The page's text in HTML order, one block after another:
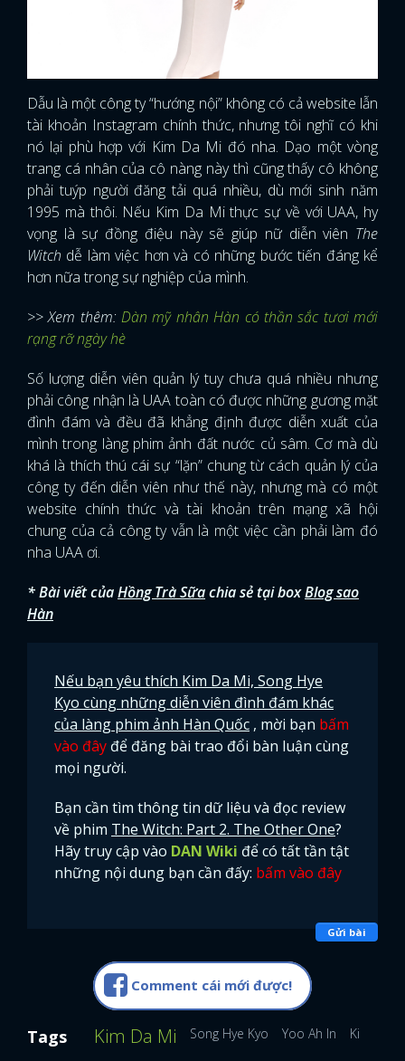
ĐĂNG NHẬP
Dẫu là một công ty “hướng nội” không có cả website lẫn
tài khoản Instagram chính thức, nhưng tôi nghĩ có khi
nó lại phù hợp với Kim Da Mi đó nha. Dạo một vòng
trang cá nhân của cô nàng này thì cũng thấy cô không
phải tuýp người đăng tải quá nhiều, dù mới sinh năm
1995 mà thôi. Nếu Kim Da Mi thực sự về với UAA, hy
vọng là sự đồng điệu này sẽ giúp nữ diễn viên The
Witch dễ làm việc hơn và có những bước tiến đáng kể
hơn nữa trong sự nghiệp của mình.
>> Xem thêm:Dàn mỹ nhân Hàn có thần sắc tươi mới
rạng rỡ ngày hè
Số lượng diễn viên quản lý tuy chưa quá nhiều nhưng
phải công nhận là UAA toàn có được những gương mặt
đình đám và đều đã khẳng định được diễn xuất của
mình trong làng phim ảnh đất nước củ sâm. Cơ mà dù
khá là thích thú cái sự “lặn” chung từ cách quản lý của
công ty đến diễn viên như thế này, nhưng mà có một
website chính thức và tài khoản trên mạng xã hội
chung của cả công ty vẫn là một việc cần phải làm đó
nha UAA ơi.
* Bài viết củaHồng Trà Sữachia sẻ tại boxBlog sao
Hàn
Nếu bạn yêu thích Kim Da Mi, Song Hye
Kyo cùng những diễn viên đình đám khác
của làng phim ảnh Hàn Quốc , mời bạn bấm
vào đây để đăng bài trao đổi bàn luận cùng
mọi người.
Bạn cần tìm thông tin dữ liệu và đọc review
về phim The Witch: Part 2. The Other One?
Hãy truy cập vào DAN Wiki để có tất tần tật
những nội dung bạn cần đấy: bấm vào đây
Gửi bài
Comment cái mới được!
Tags Kim Da Mi Song Hye Kyo Yoo Ah In Kim Dae